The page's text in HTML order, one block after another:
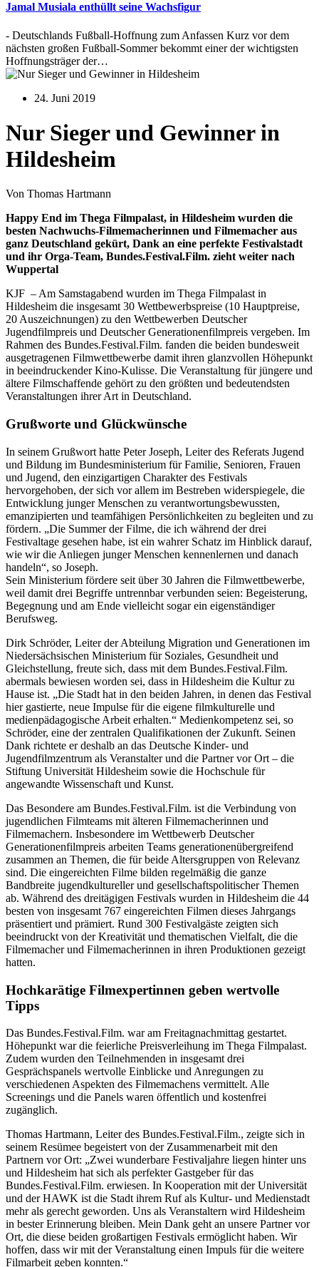
Jamal Musiala enthüllt seine Wachsfigur
- Deutschlands Fußball-Hoffnung zum Anfassen Kurz vor dem
nächsten großen Fußball-Sommer bekommt einer der wichtigsten
Hoffnungsträger der…
24. Juni 2019
Nur Sieger und Gewinner in
Hildesheim
Von Thomas Hartmann
Happy End im Thega Filmpalast, in Hildesheim wurden die
besten Nachwuchs-Filmemacherinnen und Filmemacher aus
ganz Deutschland gekürt, Dank an eine perfekte Festivalstadt
und ihr Orga-Team, Bundes.Festival.Film. zieht weiter nach
Wuppertal
KJF – Am Samstagabend wurden im Thega Filmpalast in
Hildesheim die insgesamt 30 Wettbewerbspreise (10 Hauptpreise,
20 Auszeichnungen) zu den Wettbewerben Deutscher
Jugendfilmpreis und Deutscher Generationenfilmpreis vergeben. Im
Rahmen des Bundes.Festival.Film. fanden die beiden bundesweit
ausgetragenen Filmwettbewerbe damit ihren glanzvollen Höhepunkt
in beeindruckender Kino-Kulisse. Die Veranstaltung für jüngere und
ältere Filmschaffende gehört zu den größten und bedeutendsten
Veranstaltungen ihrer Art in Deutschland.
Grußworte und Glückwünsche
In seinem Grußwort hatte Peter Joseph, Leiter des Referats Jugend
und Bildung im Bundesministerium für Familie, Senioren, Frauen
und Jugend, den einzigartigen Charakter des Festivals
hervorgehoben, der sich vor allem im Bestreben widerspiegele, die
Entwicklung junger Menschen zu verantwortungsbewussten,
emanzipierten und teamfähigen Persönlichkeiten zu begleiten und zu
fördern. „Die Summer der Filme, die ich während der drei
Festivaltage gesehen habe, ist ein wahrer Schatz im Hinblick darauf,
wie wir die Anliegen junger Menschen kennenlernen und danach
handeln“, so Joseph.
Sein Ministerium fördere seit über 30 Jahren die Filmwettbewerbe,
weil damit drei Begriffe untrennbar verbunden seien: Begeisterung,
Begegnung und am Ende vielleicht sogar ein eigenständiger
Berufsweg.
Dirk Schröder, Leiter der Abteilung Migration und Generationen im
Niedersächsischen Ministerium für Soziales, Gesundheit und
Gleichstellung, freute sich, dass mit dem Bundes.Festival.Film.
abermals bewiesen worden sei, dass in Hildesheim die Kultur zu
Hause ist. „Die Stadt hat in den beiden Jahren, in denen das Festival
hier gastierte, neue Impulse für die eigene filmkulturelle und
medienpädagogische Arbeit erhalten.“ Medienkompetenz sei, so
Schröder, eine der zentralen Qualifikationen der Zukunft. Seinen
Dank richtete er deshalb an das Deutsche Kinder- und
Jugendfilmzentrum als Veranstalter und die Partner vor Ort – die
Stiftung Universität Hildesheim sowie die Hochschule für
angewandte Wissenschaft und Kunst.
Das Besondere am Bundes.Festival.Film. ist die Verbindung von
jugendlichen Filmteams mit älteren Filmemacherinnen und
Filmemachern. Insbesondere im Wettbewerb Deutscher
Generationenfilmpreis arbeiten Teams generationenübergreifend
zusammen an Themen, die für beide Altersgruppen von Relevanz
sind. Die eingereichten Filme bilden regelmäßig die ganze
Bandbreite jugendkultureller und gesellschaftspolitischer Themen
ab. Während des dreitägigen Festivals wurden in Hildesheim die 44
besten von insgesamt 767 eingereichten Filmen dieses Jahrgangs
präsentiert und prämiert. Rund 300 Festivalgäste zeigten sich
beeindruckt von der Kreativität und thematischen Vielfalt, die die
Filmemacher und Filmemacherinnen in ihren Produktionen gezeigt
hatten.
Hochkarätige Filmexpertinnen geben wertvolle
Tipps
Das Bundes.Festival.Film. war am Freitagnachmittag gestartet.
Höhepunkt war die feierliche Preisverleihung im Thega Filmpalast.
Zudem wurden den Teilnehmenden in insgesamt drei
Gesprächspanels wertvolle Einblicke und Anregungen zu
verschiedenen Aspekten des Filmemachens vermittelt. Alle
Screenings und die Panels waren öffentlich und kostenfrei
zugänglich.
Thomas Hartmann, Leiter des Bundes.Festival.Film., zeigte sich in
seinem Resümee begeistert von der Zusammenarbeit mit den
Partnern vor Ort: „Zwei wunderbare Festivaljahre liegen hinter uns
und Hildesheim hat sich als perfekter Gastgeber für das
Bundes.Festival.Film. erwiesen. In Kooperation mit der Universität
und der HAWK ist die Stadt ihrem Ruf als Kultur- und Medienstadt
mehr als gerecht geworden. Uns als Veranstaltern wird Hildesheim
in bester Erinnerung bleiben. Mein Dank geht an unsere Partner vor
Ort, die diese beiden großartigen Festivals ermöglicht haben. Wir
hoffen, dass wir mit der Veranstaltung einen Impuls für die weitere
Filmarbeit geben konnten.“